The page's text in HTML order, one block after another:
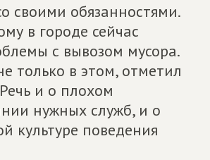
своими обязанностями.
в городе сейчас
с вывозом мусора.
только в этом, отметил
и о плохом
нужных служб, и о
культуре поведения